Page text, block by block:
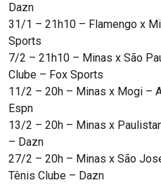
Dazn
31/1 – 21h10 – Flamengo x
Sports
7/2 – 21h10 – Minas x São
Clube – Fox Sports
11/2 – 20h – Minas x Mogi –
Espn
13/2 – 20h – Minas x
– Dazn
27/2 – 20h – Minas x São
Tênis Clube – Dazn